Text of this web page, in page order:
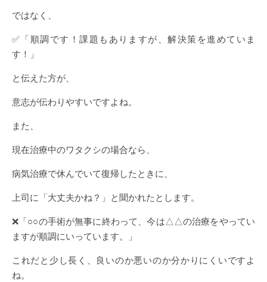
ではなく、
✅「順調です！課題もありますが、解決策を進めていま
す！」
と伝えた方が、
意志が伝わりやすいですよね。
また、
現在治療中のワタクシの場合なら、
病気治療で休んでいて復帰したときに、
上司に「大丈夫かね？」と聞かれたとします。
❌「○○の手術が無事に終わって、今は△△の治療をやってい
ますが順調にいっています。」
これだと少し長く、良いのか悪いのか分かりにくいですよ
ね。